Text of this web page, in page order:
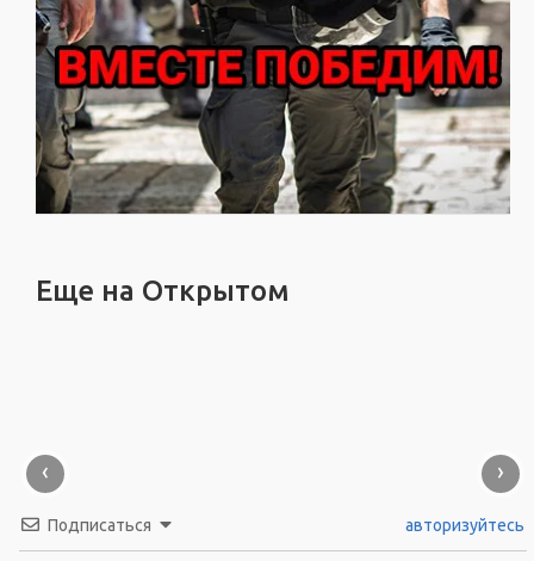
Еще на Открытом
‹ ›
Подписаться авторизуйтесь